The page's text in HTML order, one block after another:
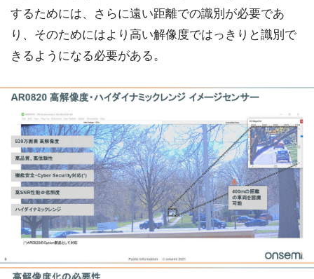
するためには、さらに遠い距離での識別が必要であ
り、そのためにはより高い解像度ではっきりと識別で
きるようになる必要がある。